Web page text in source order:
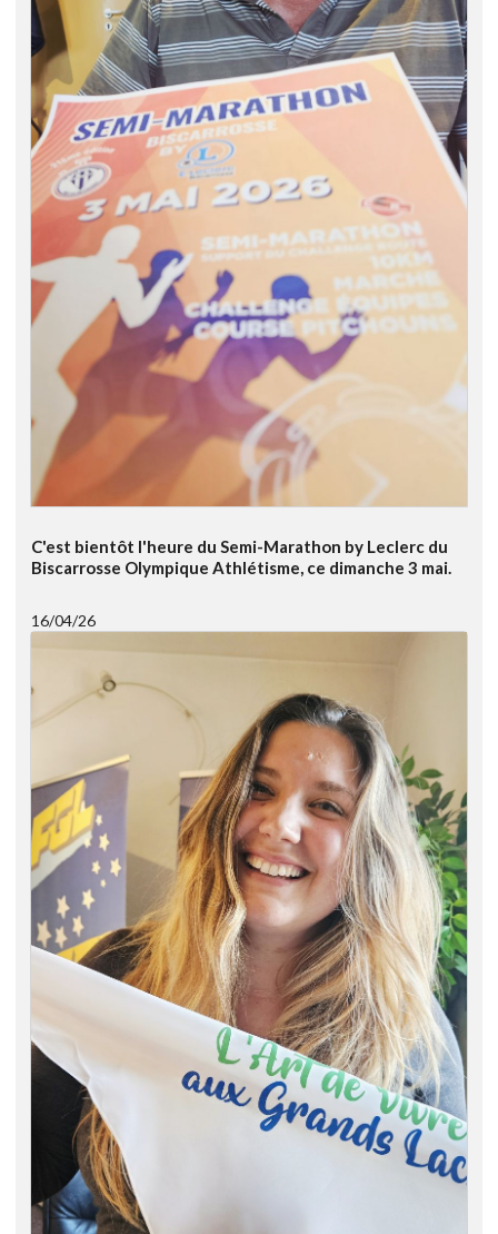
C'est bientôt l'heure du Semi-Marathon by Leclerc du
Biscarrosse Olympique Athlétisme, ce dimanche 3 mai.
16/04/26